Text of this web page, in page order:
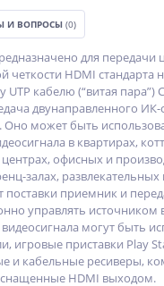
И ВОПРОСЫ (0)
для передачи
четкости HDMI стандарта
кабелю (“витая пара”)
двунаправленного ИК-
Оно может быть
в квартирах,
офисных и
залах, развлекательных
приемник и
управлять источником
могут быть
игровые приставки Play
и кабельные ресиверы,
HDMI выходом.